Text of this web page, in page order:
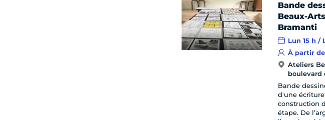
Bande
Beaux-
Bramanti
Lun 15 h /
À partir de
Ateliers
boulevard
Bande
d'une
construction
étape. De